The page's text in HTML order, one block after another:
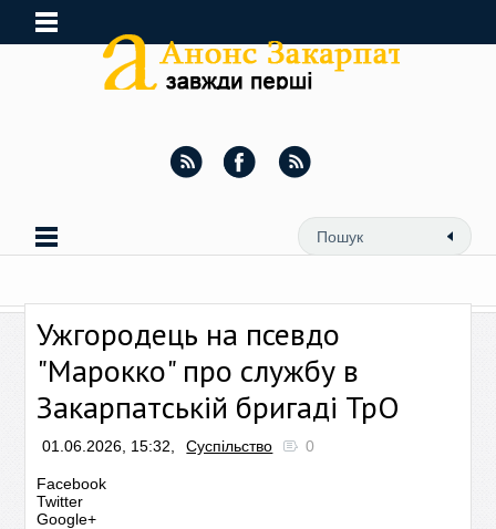
Ужгородець на псевдо
"Марокко" про службу в
Закарпатській бригаді ТрО
01.06.2026, 15:32, Суспільство 0
Facebook
Twitter
Google+